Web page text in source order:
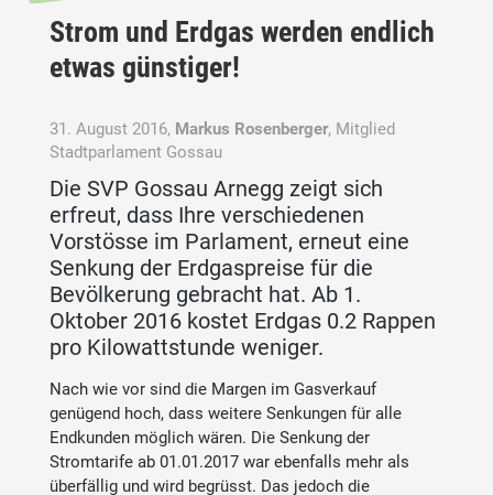
Strom und Erdgas werden endlich
etwas günstiger!
31. August 2016, Markus Rosenberger, Mitglied
Stadtparlament Gossau
Die SVP Gossau Arnegg zeigt sich
erfreut, dass Ihre verschiedenen
Vorstösse im Parlament, erneut eine
Senkung der Erdgaspreise für die
Bevölkerung gebracht hat. Ab 1.
Oktober 2016 kostet Erdgas 0.2 Rappen
pro Kilowattstunde weniger.
Nach wie vor sind die Margen im Gasverkauf
genügend hoch, dass weitere Senkungen für alle
Endkunden möglich wären. Die Senkung der
Stromtarife ab 01.01.2017 war ebenfalls mehr als
überfällig und wird begrüsst. Das jedoch die